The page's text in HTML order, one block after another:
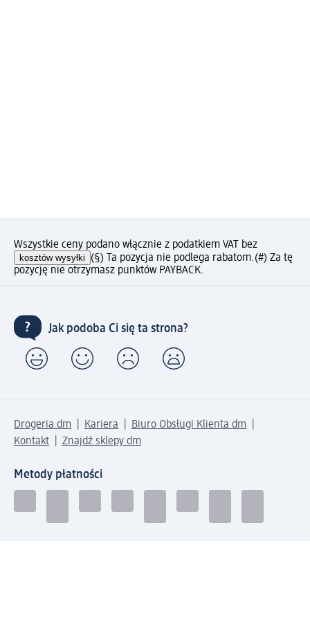
Wszystkie ceny podano włącznie z podatkiem VAT bez
kosztów wysyłki (§) Ta pozycja nie podlega rabatom.(#) Za tę
pozycję nie otrzymasz punktów PAYBACK.
Jak podoba Ci się ta strona?
Drogeria dm Kariera
Biuro Obsługi Klienta dm
Kontakt
Znajdź sklepy dm
Metody płatności